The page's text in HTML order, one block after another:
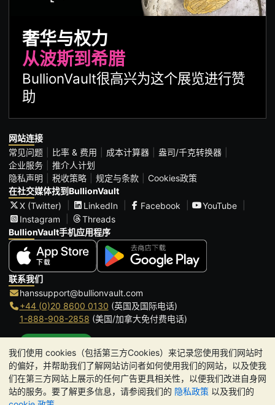
我们使用 cookies（包括第三方Cookies）来记录您使用我们网站时
的偏好，并帮助我们了解网站访问者如何使用我们的网站，以及使我
们在第三方网站上展示的任何广告更具相关性，以便我们改进自身网
站的服务。要了解更多信息，请参阅我们的 隐私政策 以及我们的
奢华与权力
从波斯到希腊
BullionVault很高兴为这个展览进行赞
助
网站连接
常见问题
比率 & 费用 成本计算器
盎司/千克转换器
企业服务
推介人计划
隐私声明
税收策略 规定与条款
Cookies政策
在社交媒体找到BullionVault
X (Twitter)
LinkedIn Facebook
YouTube
Instagram
Threads
BullionVault手机应用程序
联系我们
hanssupport@bullionvault.com
+44 (0)20 8600 0130 (英国及国际电话)
1-888-908-2858 (美国/加拿大免付费电话)
办公时间:
9am to 8:30pm (英国时间), 周一至周五
Galmarley Ltd T/A BullionVault
3 Shortlands (7th Floor)